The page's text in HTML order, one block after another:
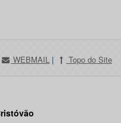
WEBMAIL | Topo do Site